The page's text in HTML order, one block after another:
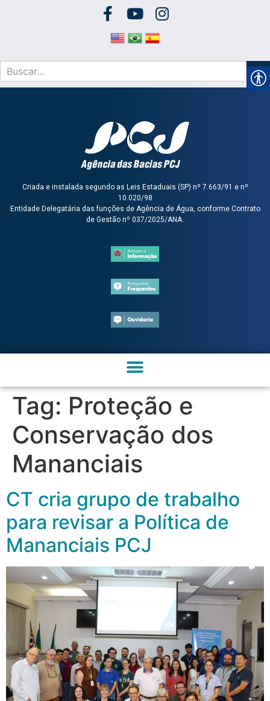
Criada e instalada segundo as Leis Estaduais (SP) nº 7.663/91 e nº
10.020/98
Entidade Delegatária das funções de Agência de Água, conforme Contrato
de Gestão nº 037/2025/ANA.
Tag: Proteção e
Conservação dos
Mananciais
CT cria grupo de trabalho
para revisar a Política de
Mananciais PCJ